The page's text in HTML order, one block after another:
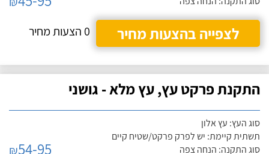
לצפייה בהצעות מחיר
0 הצעות מחיר
התקנת פרקט עץ, עץ מלא - גושני
סוג העץ: עץ אלון
תשתית קיימת: יש לפרק פרקט/שטיח קיים
סוג התקנה: הנחה צפה
₪54-95